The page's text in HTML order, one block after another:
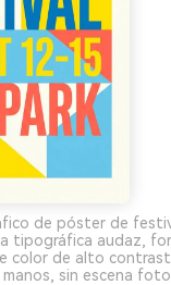
de póster de
tipográfica audaz,
color de alto
manos, sin escena